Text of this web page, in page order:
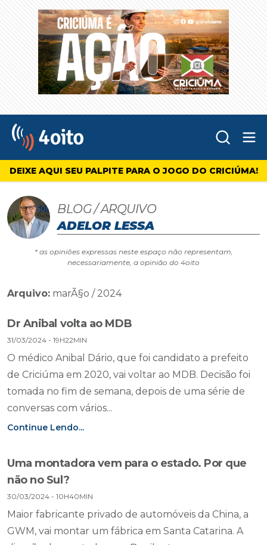
4oito
DEIXE AQUI SEU PALPITE PARA O JOGO DO CRICIÚMA!
BLOG / ARQUIVO
ADELOR LESSA
* as opiniões expressas neste espaço não representam,
necessariamente, a opinião do 4oito
Arquivo: marÃ§o / 2024
Dr Anibal volta ao MDB
31/03/2024 - 19H22MIN
O médico Anibal Dário, que foi candidato a prefeito
de Criciúma em 2020, vai voltar ao MDB. Decisão foi
tomada no fim de semana, depois de uma série de
conversas com vários...
Continue Lendo...
Uma montadora vem para o estado. Por que
não no Sul?
30/03/2024 - 10H40MIN
Maior fabricante privado de automóveis da China, a
GWM, vai montar um fábrica em Santa Catarina. A